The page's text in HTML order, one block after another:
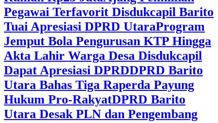
Pegawai Terfavorit Disdukcapil Barito
Tuai Apresiasi DPRD UtaraProgram
Jemput Bola Pengurusan KTP Hingga
Akta Lahir Warga Desa Disdukcapil
Dapat Apresiasi DPRDDPRD Barito
Utara Bahas Tiga Raperda Payung
Hukum Pro-RakyatDPRD Barito
Utara Desak PLN dan Pengembang